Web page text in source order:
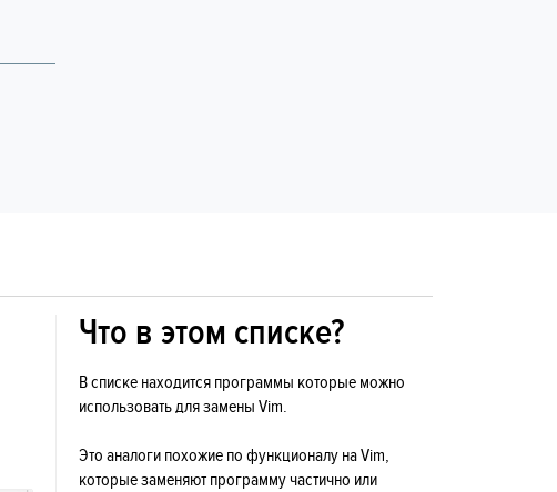
Что в этом списке?
В списке находится программы которые можно
использовать для замены Vim.
Это аналоги похожие по функционалу на Vim,
которые заменяют программу частично или